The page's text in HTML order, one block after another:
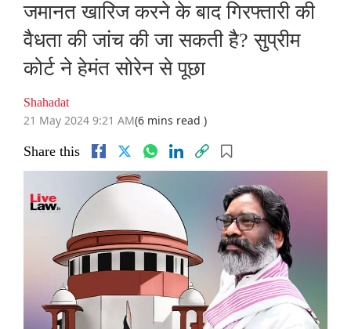
जमानत खारिज करने के बाद गिरफ्तारी की
वैधता की जांच की जा सकती है? सुप्रीम
कोर्ट ने हेमंत सोरेन से पूछा
Shahadat
21 May 2024 9:21 AM(6 mins read )
Share this